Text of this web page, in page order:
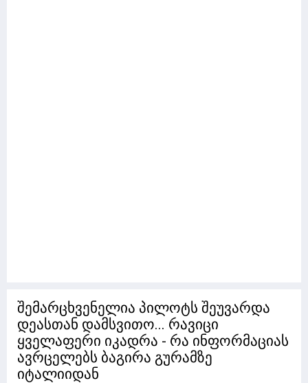
შემარცხვენელია პილოტს შეუვარდა
დეასთან დამსვითო... რავიცი
ყველაფერი იკადრა - რა ინფორმაციას
ავრცელებს ბაგირა გურამზე
იტალიიდან